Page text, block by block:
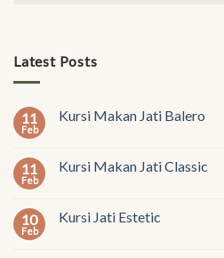
Latest Posts
11
Feb
Kursi Makan Jati Balero
11
Feb
Kursi Makan Jati Classic
10
Feb
Kursi Jati Estetic